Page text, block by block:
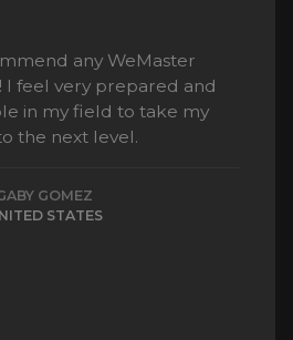
any WeMaster
I feel very prepared and
in my field to take my
the next level.
GOMEZ
STATES